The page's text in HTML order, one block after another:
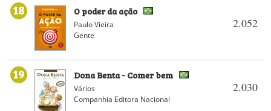
18
2.052
O poder da ação
Paulo Vieira
Gente
19
2.030
Dona Benta - Comer bem
Vários
Companhia Editora Nacional